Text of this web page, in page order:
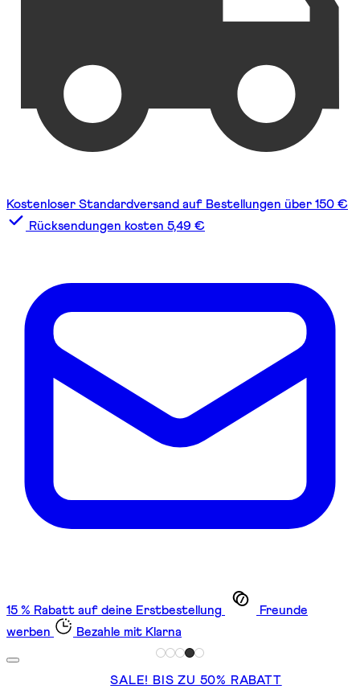
Kostenloser Standardversand auf Bestellungen über 150 €
Rücksendungen kosten 5,49 €
15 % Rabatt auf deine Erstbestellung
Freunde
werben
Bezahle mit Klarna
SALE! BIS ZU 50% RABATT